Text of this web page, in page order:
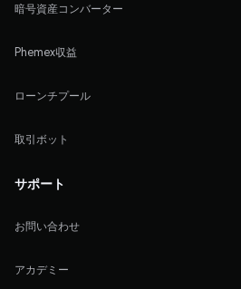
暗号資産コンバーター
Phemex収益
ローンチプール
取引ボット
サポート
お問い合わせ
アカデミー